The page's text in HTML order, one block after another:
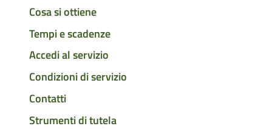
Cosa si ottiene
Tempi e scadenze
Accedi al servizio
Condizioni di servizio
Contatti
Strumenti di tutela